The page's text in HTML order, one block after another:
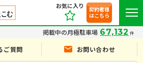
お気に入り
契約者様
はこちら
掲載中の月極駐車場 67,132 件
ご質問 お問い合わせ